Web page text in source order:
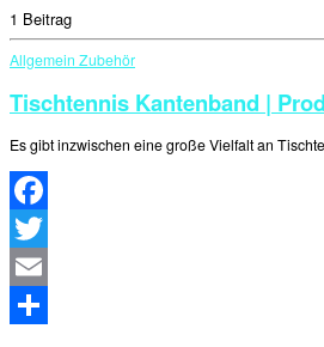
1 Beitrag
Allgemein Zubehör
Tischtennis Kantenband |
Es gibt inzwischen eine große Vielfalt an
Facebook
Twitter
Email